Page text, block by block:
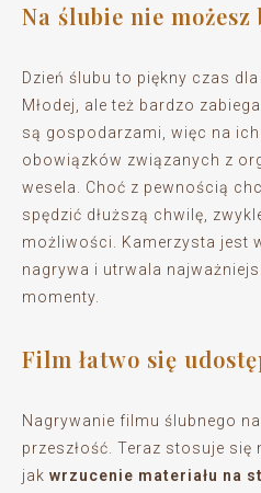
Na ślubie nie możesz
Dzień ślubu to piękny czas
Młodej, ale też bardzo
są gospodarzami, więc na
obowiązków związanych z
wesela. Choć z pewnością
spędzić dłuższą chwilę,
możliwości. Kamerzysta jest
nagrywa i utrwala
momenty.
Film łatwo się
Nagrywanie filmu ślubnego
przeszłość. Teraz stosuje
jak wrzucenie materiału na